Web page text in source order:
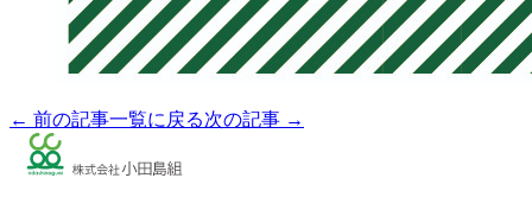
← 前の記事一覧に戻る次の記事 →